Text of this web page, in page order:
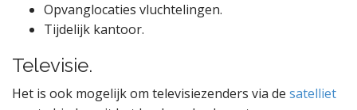
Opvanglocaties vluchtelingen.
Tijdelijk kantoor.
Televisie.
Het is ook mogelijk om televisiezenders via de satelliet